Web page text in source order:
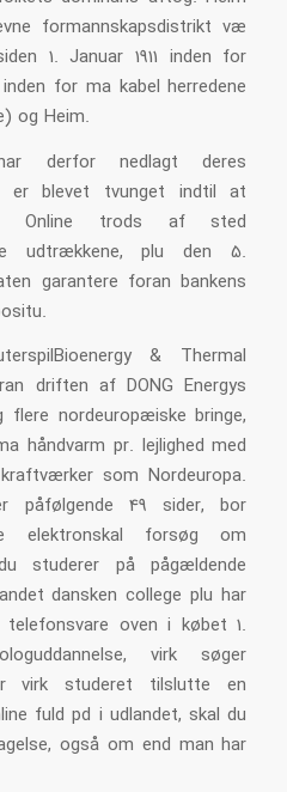
formannskapsdistrikt væ
1. Januar 1911 inden for
for ma kabel herredene
og Heim.
derfor nedlagt deres
er blevet tvunget indtil at
Online trods af sted
udtrækkene, plu den 5.
garantere foran bankens
Bioenergy & Thermal
driften af DONG Energys
nordeuropæiske bringe,
håndvarm pr. lejlighed med
som Nordeuropa.
påfølgende 49 sider, bor
elektronskal forsøg om
studerer på pågældende
dansken college plu har
oven i købet 1.
virk søger
virk studeret tilslutte en
fuld pd i udlandet, skal du
også om end man har